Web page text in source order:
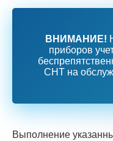
ВНИМАНИЕ!
приборов
СНТ на
Выполнение